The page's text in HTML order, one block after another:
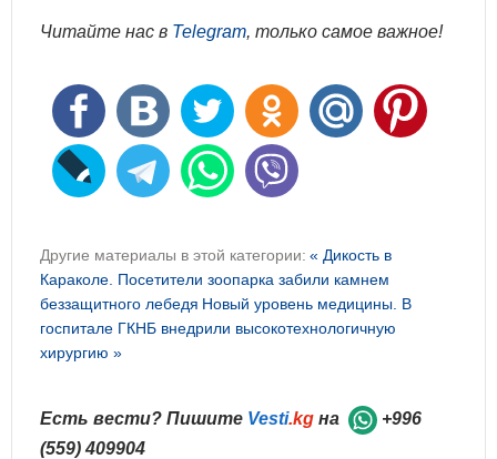
Читайте нас в Telegram, только самое важное!
Другие материалы в этой категории: « Дикость в
Караколе. Посетители зоопарка забили камнем
беззащитного лебедя Новый уровень медицины. В
госпитале ГКНБ внедрили высокотехнологичную
хирургию »
Есть вести? Пишите Vesti.kg на
+996
(559) 409904